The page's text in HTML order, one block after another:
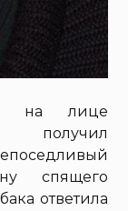
на лице
получил
спящего
ответила